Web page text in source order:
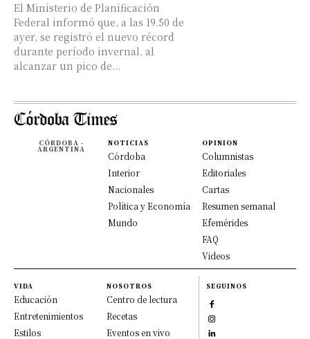
El Ministerio de Planificación
Federal informó que, a las 19.50 de
ayer, se registró el nuevo récord
durante período invernal, al
alcanzar un pico de...
CÓRDOBA -
ARGENTINA
NOTICIAS
Córdoba
Interior
Nacionales
Política y Economía
Mundo
OPINION
Columnistas
Editoriales
Cartas
Resumen semanal
Efemérides
FAQ
Videos
VIDA
Educación
Entretenimientos
Estilos
NOSOTROS
Centro de lectura
Recetas
Eventos en vivo
SEGUINOS